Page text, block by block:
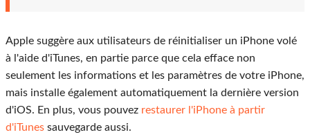
Apple suggère aux utilisateurs de réinitialiser un iPhone volé
à l'aide d'iTunes, en partie parce que cela efface non
seulement les informations et les paramètres de votre iPhone,
mais installe également automatiquement la dernière version
d'iOS. En plus, vous pouvez restaurer l'iPhone à partir
d'iTunes sauvegarde aussi.